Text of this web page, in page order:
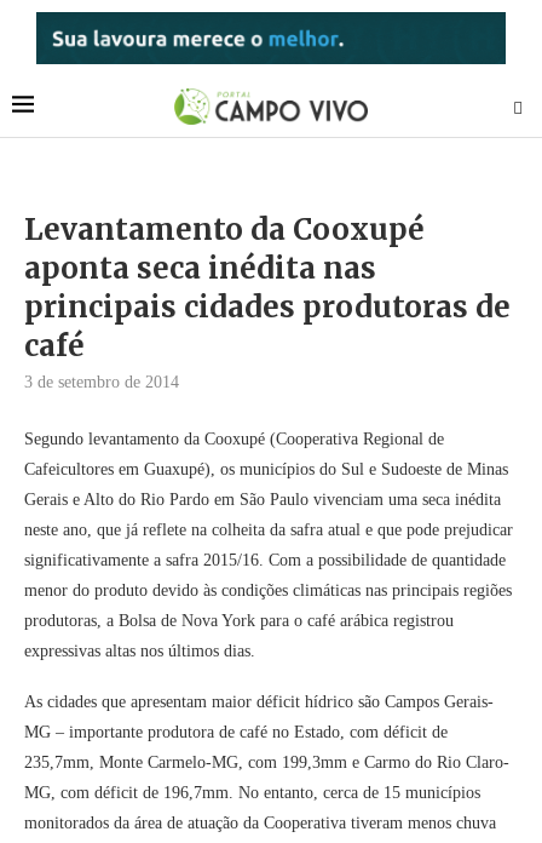
Levantamento da Cooxupé
aponta seca inédita nas
principais cidades produtoras de
café
3 de setembro de 2014
Segundo levantamento da Cooxupé (Cooperativa Regional de
Cafeicultores em Guaxupé), os municípios do Sul e Sudoeste de Minas
Gerais e Alto do Rio Pardo em São Paulo vivenciam uma seca inédita
neste ano, que já reflete na colheita da safra atual e que pode prejudicar
significativamente a safra 2015/16. Com a possibilidade de quantidade
menor do produto devido às condições climáticas nas principais regiões
produtoras, a Bolsa de Nova York para o café arábica registrou
expressivas altas nos últimos dias.
As cidades que apresentam maior déficit hídrico são Campos Gerais-
MG – importante produtora de café no Estado, com déficit de
235,7mm, Monte Carmelo-MG, com 199,3mm e Carmo do Rio Claro-
MG, com déficit de 196,7mm. No entanto, cerca de 15 municípios
monitorados da área de atuação da Cooperativa tiveram menos chuva